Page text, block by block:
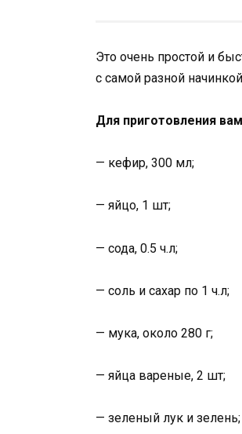
Это очень простой и
с самой разной
Для приготовления
— кефир, 300 мл;
— яйцо, 1 шт;
— сода, 0.5 ч.л;
— соль и сахар по 1 ч.л;
— мука, около 280 г;
— яйца вареные, 2 шт;
— зеленый лук и зелень;